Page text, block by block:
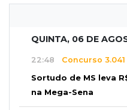
QUINTA, 06 DE
22:48 Concurso 3.041
Sortudo de MS leva
na Mega-Sena